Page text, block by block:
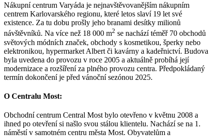
Nákupní centrum Varyáda je nejnavštěvovanějším nákupním
centrem Karlovarského regionu, které letos slaví 19 let své
existence. Za tu dobu prošly jeho branami desítky milionů
návštěvníků. Na více než 18 000 m2 se nachází téměř 70 obchodů
světových módních značek, obchody s kosmetikou, šperky nebo
elektronikou, hypermarket Albert či kavárny a kadeřnictví. Budova
byla uvedena do provozu v roce 2005 a aktuálně probíhá její
modernizace a rozšíření za plného provozu centra. Předpokládaný
termín dokončení je před vánoční sezónou 2025.
O Centralu Most:
Obchodní centrum Central Most bylo otevřeno v květnu 2008 a
ihned po otevření si našlo svou stálou klientelu. Nachází se na 1.
náměstí v samotném centru města Most. Obyvatelům a